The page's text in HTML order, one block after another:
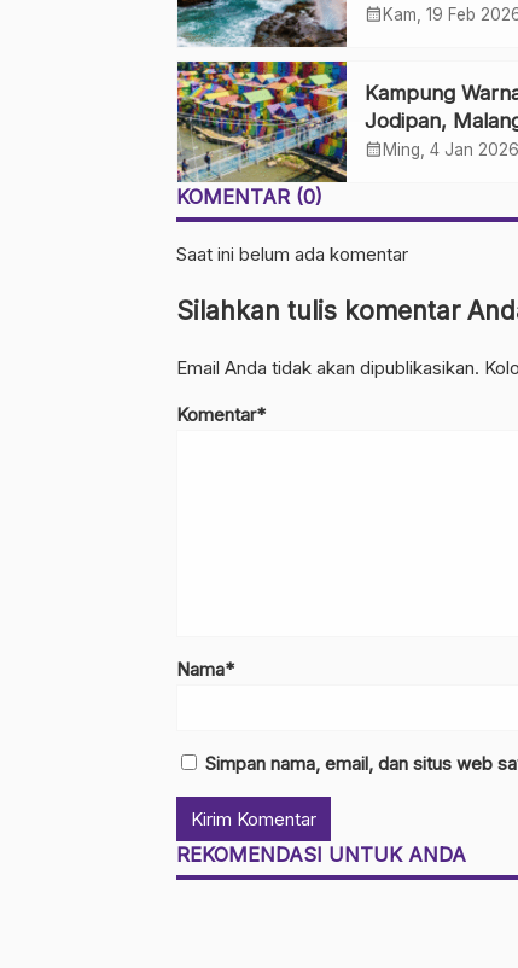
Samudra dan
calendar_month Kam, 19 Feb
Kampung
Jodipan,
Perkampungan
calendar_month Ming, 4 Jan 2026
KOMENTAR (0)
Saat ini belum ada komentar
Silahkan tulis komentar
Email Anda tidak akan dipublikasikan.
Komentar*
Nama*
Simpan nama, email, dan situs web
REKOMENDASI UNTUK ANDA